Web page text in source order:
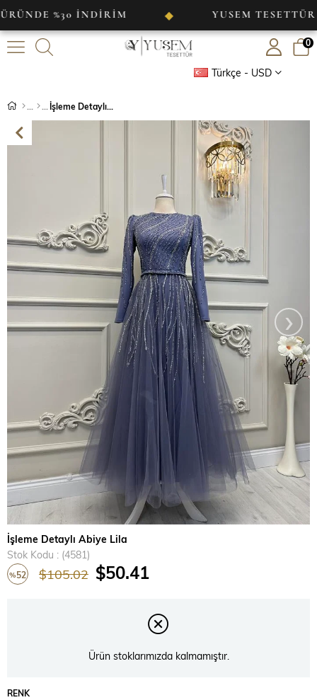
%30 İNDİRİM ◆ YUSEM TESETTÜR ◆
Türkçe - USD
0
İşleme Detaylı Abiye Lila
›
İşleme Detaylı Abiye Lila
Stok Kodu
(4581)
%52 $105.02 $50.41
Ürün stoklarımızda kalmamıştır.
RENK